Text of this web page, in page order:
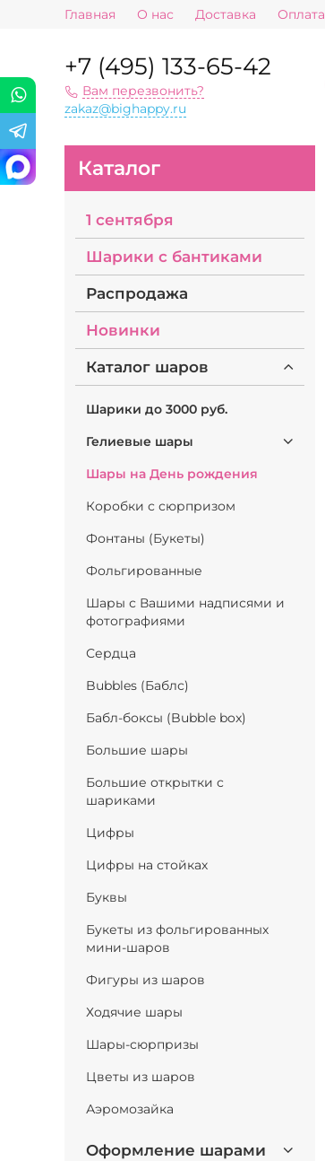
Главная О нас Доставка Оплата
+7 (495) 133-65-42
Вам перезвонить?
zakaz@bighappy.ru
Каталог
1 сентября
Шарики с бантиками
Распродажа
Новинки
Каталог шаров
Шарики до 3000 руб.
Гелиевые шары
Шары на День рождения
Коробки с сюрпризом
Фонтаны (Букеты)
Фольгированные
Шары с Вашими надписями и
фотографиями
Сердца
Bubbles (Баблс)
Бабл-боксы (Bubble box)
Большие шары
Большие открытки с
шариками
Цифры
Цифры на стойках
Буквы
Букеты из фольгированных
мини-шаров
Фигуры из шаров
Ходячие шары
Шары-сюрпризы
Цветы из шаров
Аэромозайка
Оформление шарами